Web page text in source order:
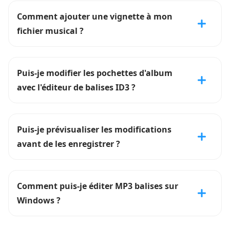
Comment ajouter une vignette à mon
fichier musical ?
Puis-je modifier les pochettes d'album
avec l'éditeur de balises ID3 ?
Puis-je prévisualiser les modifications
avant de les enregistrer ?
Comment puis-je éditer MP3 balises sur
Windows ?